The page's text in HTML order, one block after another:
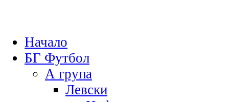
Начало
БГ Футбол
А група
Левски